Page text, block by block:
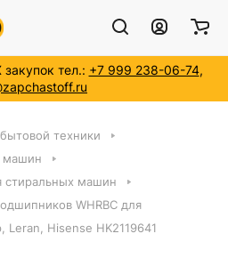
тел.: +7 999 238-06-74,
техники
машин
стиральных машин
WHRBC для
Hisense HK2119641